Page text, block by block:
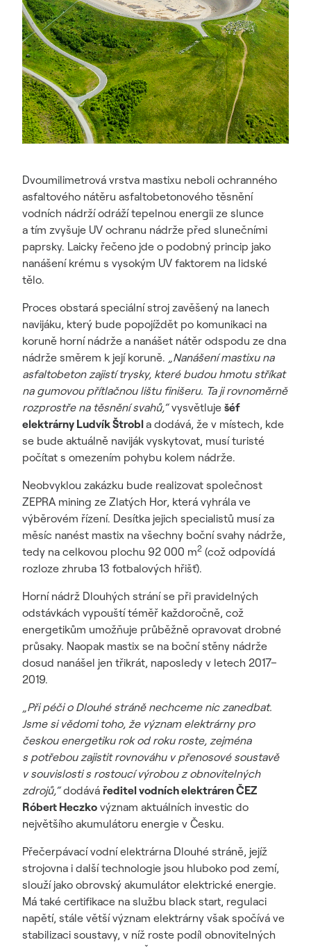
Dvoumilimetrová vrstva mastixu neboli ochranného
asfaltového nátěru asfaltobetonového těsnění
vodních nádrží odráží tepelnou energii ze slunce
a tím zvyšuje UV ochranu nádrže před slunečními
paprsky. Laicky řečeno jde o podobný princip jako
nanášení krému s vysokým UV faktorem na lidské
tělo.
Proces obstará speciální stroj zavěšený na lanech
navijáku, který bude popojíždět po komunikaci na
koruně horní nádrže a nanášet nátěr odspodu ze dna
nádrže směrem k její koruně. „Nanášení mastixu na
asfaltobeton zajistí trysky, které budou hmotu stříkat
na gumovou přítlačnou lištu finišeru. Ta ji rovnoměrně
rozprostře na těsnění svahů,“vysvětluje šéf
elektrárny Ludvík Štrobla dodává, že v místech, kde
se bude aktuálně naviják vyskytovat, musí turisté
počítat s omezením pohybu kolem nádrže.
Neobvyklou zakázku bude realizovat společnost
ZEPRA mining ze Zlatých Hor, která vyhrála ve
výběrovém řízení. Desítka jejich specialistů musí za
měsíc nanést mastix na všechny boční svahy nádrže,
tedy na celkovou plochu 92 000 m2 (což odpovídá
rozloze zhruba 13 fotbalových hřišť).
Horní nádrž Dlouhých strání se při pravidelných
odstávkách vypouští téměř každoročně, což
energetikům umožňuje průběžně opravovat drobné
průsaky. Naopak mastix se na boční stěny nádrže
dosud nanášel jen třikrát, naposledy v letech 2017–
2019.
„Při péči o Dlouhé stráně nechceme nic zanedbat.
Jsme si vědomi toho, že význam elektrárny pro
českou energetiku rok od roku roste, zejména
s potřebou zajistit rovnováhu v přenosové soustavě
v souvislosti s rostoucí výrobou z obnovitelných
zdrojů,“dodává ředitel vodních elektráren ČEZ
Róbert Heczko význam aktuálních investic do
největšího akumulátoru energie v Česku.
Přečerpávací vodní elektrárna Dlouhé stráně, jejíž
strojovna i další technologie jsou hluboko pod zemí,
slouží jako obrovský akumulátor elektrické energie.
Má také certifikace na službu black start, regulaci
napětí, stále větší význam elektrárny však spočívá ve
stabilizaci soustavy, v níž roste podíl obnovitelných